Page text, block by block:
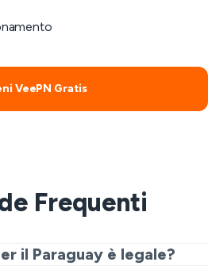
VeePN Gratis
Frequenti
il Paraguay è legale?